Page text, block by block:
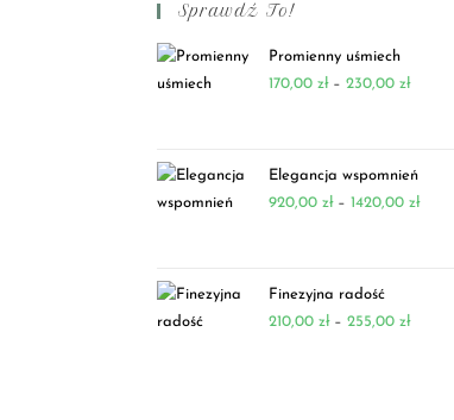
Sprawdź To!
Promienny uśmiech
170,00 zł – 230,00 zł
Elegancja wspomnień
920,00 zł – 1420,00 zł
Finezyjna radość
210,00 zł – 255,00 zł